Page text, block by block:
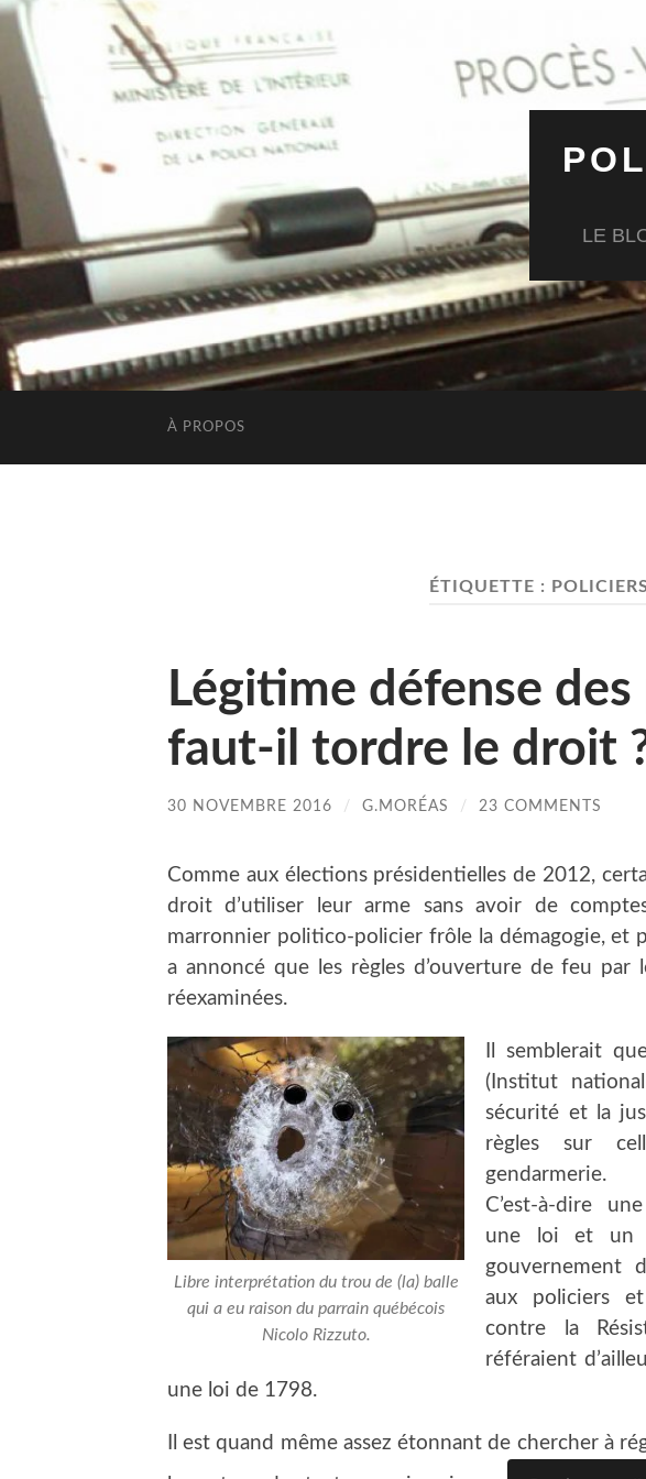
LE
À PROPOS
ÉTIQUETTE : POLICIERS
Légitime défense
faut-il tordre le droit
30 NOVEMBRE 2016 / G.MORÉAS / 23 COMMENTS
Comme aux élections présidentielles de 2012,
droit d’utiliser leur arme sans avoir de
marronnier politico-policier frôle la démagogie, et
a annoncé que les règles d’ouverture de feu par
réexaminées.
Libre interprétation du trou de (la) balle
qui a eu raison du parrain québécois
Nicolo Rizzuto.
Il semblerait
(Institut
sécurité et la
règles sur
gendarmerie.
C’est-à-dire
une loi et un
gouvernement
aux policiers
contre la
référaient
une loi de 1798.
Il est quand même assez étonnant de chercher à